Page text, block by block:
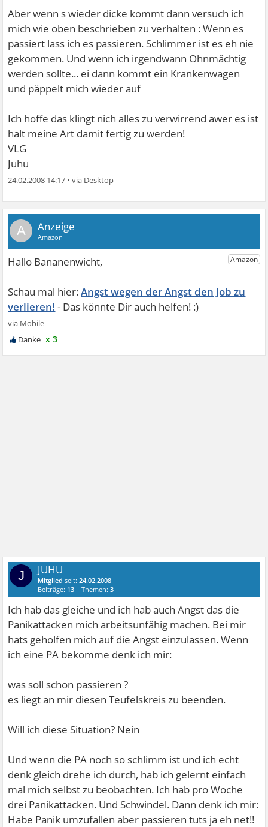
Aber wenn s wieder dicke kommt dann versuch ich
mich wie oben beschrieben zu verhalten : Wenn es
passiert lass ich es passieren. Schlimmer ist es eh nie
gekommen. Und wenn ich irgendwann Ohnmächtig
werden sollte... ei dann kommt ein Krankenwagen
und päppelt mich wieder auf
Ich hoffe das klingt nich alles zu verwirrend awer es ist
halt meine Art damit fertig zu werden!
VLG
Juhu
24.02.2008 14:17 •
A
Angst wegen der Angst den Job zu
verlieren!
x 3
J JUHU
Mitglied seit:24.02.2008
Beiträge: 13 Themen:3
Ich hab das gleiche und ich hab auch Angst das die
Panikattacken mich arbeitsunfähig machen. Bei mir
hats geholfen mich auf die Angst einzulassen. Wenn
ich eine PA bekomme denk ich mir:
was soll schon passieren ?
es liegt an mir diesen Teufelskreis zu beenden.
Will ich diese Situation? Nein
Und wenn die PA noch so schlimm ist und ich echt
denk gleich drehe ich durch, hab ich gelernt einfach
mal mich selbst zu beobachten. Ich hab pro Woche
drei Panikattacken. Und Schwindel. Dann denk ich mir:
Habe Panik umzufallen aber passieren tuts ja eh net!!